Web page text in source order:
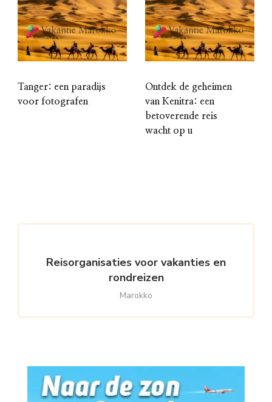
Tanger: een paradijs
voor fotografen
Ontdek de geheimen
van Kenitra: een
betoverende reis
wacht op u
Reisorganisaties voor vakanties en
rondreizen
Marokko